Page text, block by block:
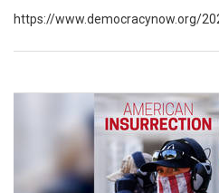
https://www.democracynow.org/